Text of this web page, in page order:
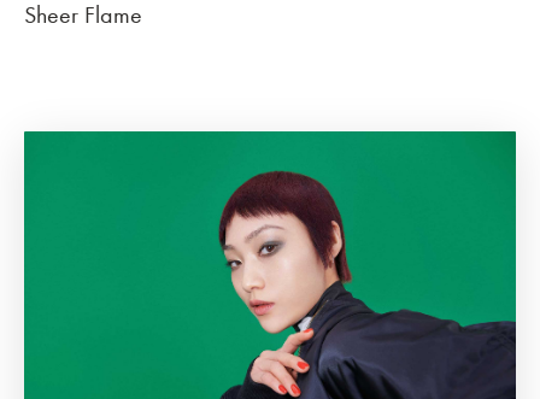
Sheer Flame